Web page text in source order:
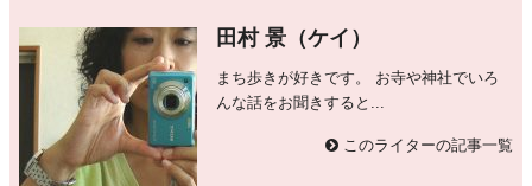
田村 景（ケイ）
まち歩きが好きです。 お寺や神社でいろ
んな話をお聞きすると...
このライターの記事一覧